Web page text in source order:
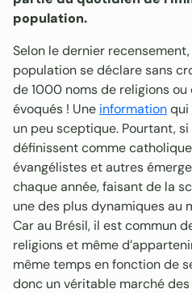
population.
Selon le dernier
population se déclare sans
de 1000 noms de religions
évoqués ! Une informationqui
un peu sceptique. Pourtant,
définissent comme
évangélistes et autres
chaque année, faisant de la
une des plus dynamiques au
Car au Brésil, il est commun
religions et même
même temps en fonction de
donc un véritable marché